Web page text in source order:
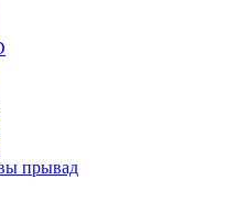
прывад